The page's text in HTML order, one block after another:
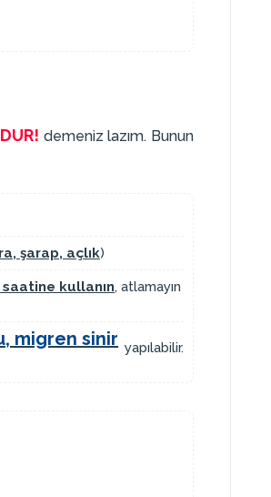
DUR! demeniz lazım. Bunun
şarap, açlık)
kullanın, atlamayın
migren sinir yapılabilir.